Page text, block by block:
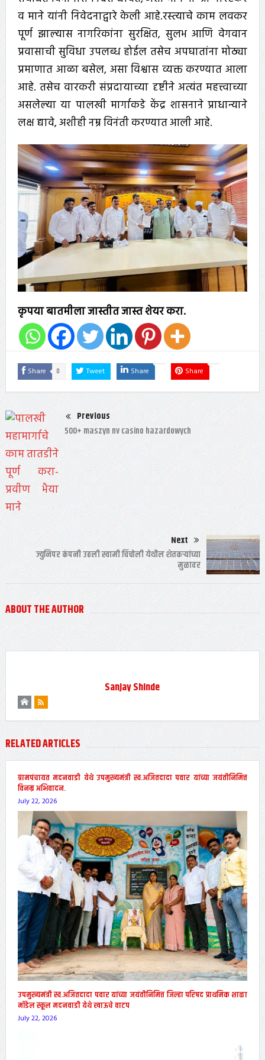
व माने यांनी निवेदनाद्वारे केली आहे.रस्त्याचे काम लवकर
पूर्ण झाल्यास नागरिकांना सुरक्षित, सुलभ आणि वेगवान
प्रवासाची सुविधा उपलब्ध होईल तसेच अपघातांना मोठ्या
प्रमाणात आळा बसेल, असा विश्वास व्यक्त करण्यात आला
आहे. तसेच वारकरी संप्रदायाच्या दृष्टीने अत्यंत महत्त्वाच्या
असलेल्या या पालखी मार्गाकडे केंद्र शासनाने प्राधान्याने
लक्ष द्यावे, अशीही नम्र विनंती करण्यात आली आहे.
कृपया बातमीला जास्तीत जास्त शेयर करा.
Share 0 Tweet Share Share
Previous
500+ maszyn nv casino hazardowych
Next
ज्युनिपर कंपनी उठली स्वामी चिंचोली येथील शेतकऱ्यांच्या
मुळावर
ABOUT THE AUTHOR
Sanjay Shinde
RELATED ARTICLES
ग्रामपंचायत मदनवाडी येथे उपमुख्यमंत्री स्व.अजितदादा पवार यांच्या जयंतीनिमित्त
विनम्र अभिवादन.
July 22, 2026
उपमुख्यमंत्री स्व.अजितदादा पवार यांच्या जयंतीनिमित्त जिल्हा परिषद प्राथमिक शाळा
मॉडेल स्कूल मदनवाडी येथे खाऊचे वाटप
July 22, 2026